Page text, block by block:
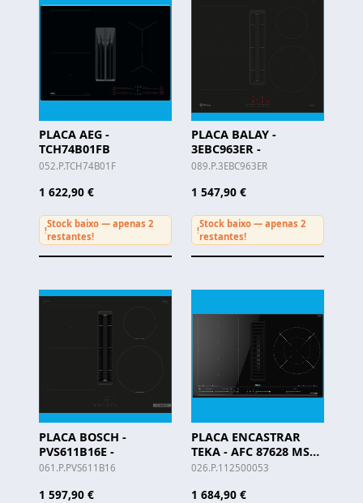
PLACA AEG -
TCH74B01FB
052.P.TCH74B01F
1 622,90 €
!
Stock baixo — apenas 2
restantes!
PLACA BALAY -
3EBC963ER -
089.P.3EBC963ER
1 547,90 €
!
Stock baixo — apenas 2
restantes!
PLACA BOSCH -
PVS611B16E -
061.P.PVS611B16
1 597,90 €
PLACA ENCASTRAR
TEKA - AFC 87628 MST
BK
026.P.112500053
1 684,90 €